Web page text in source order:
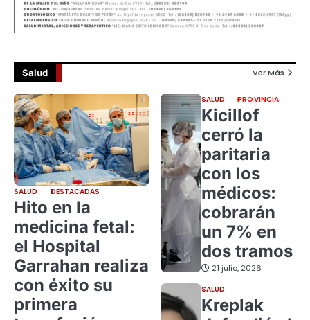
Salud Ver Más
SALUD DESTACADAS
Hito en la
medicina fetal:
el Hospital
Garrahan realiza
con éxito su
primera
SALUD PROVINCIA
Kicillof
cerró la
paritaria
con los
médicos:
cobrarán
un 7% en
dos tramos
21 julio, 2026
SALUD
Kreplak